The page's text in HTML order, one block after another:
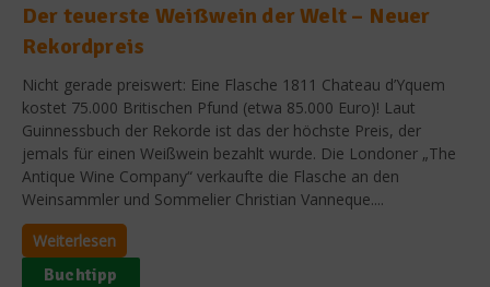
Der teuerste Weißwein der Welt – Neuer
Rekordpreis
Nicht gerade preiswert: Eine Flasche 1811 Chateau d’Yquem
kostet 75.000 Britischen Pfund (etwa 85.000 Euro)! Laut
Guinnessbuch der Rekorde ist das der höchste Preis, der
jemals für einen Weißwein bezahlt wurde. Die Londoner „The
Antique Wine Company“ verkaufte die Flasche an den
Weinsammler und Sommelier Christian Vanneque....
Weiterlesen
Buchtipp